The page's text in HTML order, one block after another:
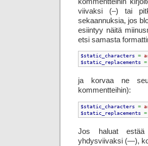
viivaksi (–) tai
sekaannuksia, jos
esiintyy näitä
etsi samasta
$static_characters =
$static_replacements
=
ja korvaa ne
kommentteihin):
$static_characters =
$static_replacements
=
Jos haluat estää
yhdysviivaksi (—),